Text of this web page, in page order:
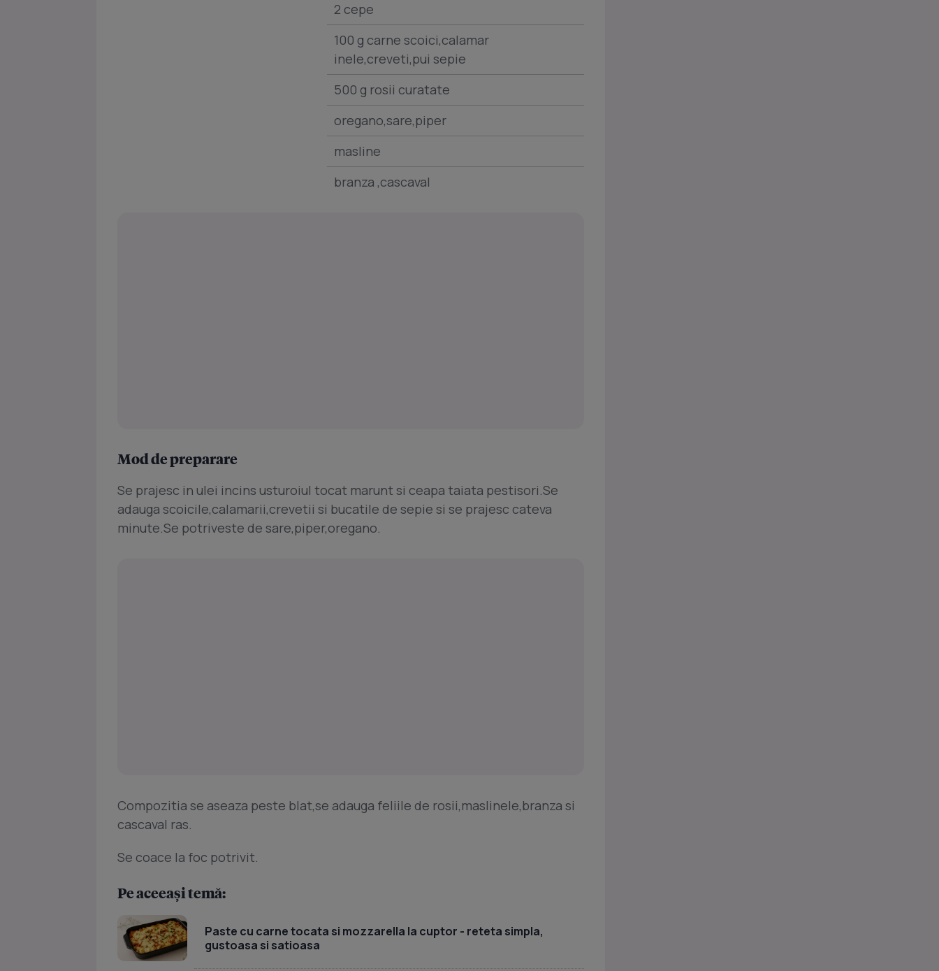
2 cepe
100 g carne scoici,calamar
inele,creveti,pui sepie
500 g rosii curatate
oregano,sare,piper
masline
branza ,cascaval
Mod de preparare
Se prajesc in ulei incins usturoiul tocat marunt si ceapa taiata pestisori.Se
adauga scoicile,calamarii,crevetii si bucatile de sepie si se prajesc cateva
minute.Se potriveste de sare,piper,oregano.
Compozitia se aseaza peste blat,se adauga feliile de rosii,maslinele,branza si
cascaval ras.
Se coace la foc potrivit.
Pe aceeași temă:
Paste cu carne tocata si mozzarella la cuptor - reteta simpla,
gustoasa si satioasa